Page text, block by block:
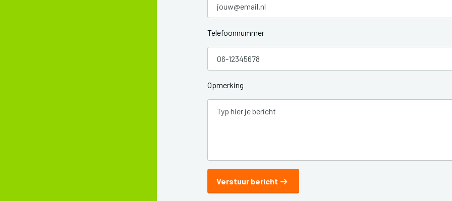
Telefoonnummer
Opmerking
Verstuur bericht